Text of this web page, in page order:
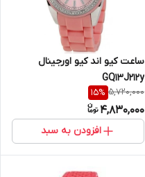
ساعت کیو اند کیو اورجینال
GQ13J212y
5,720,000
15%
4,830,000
افزودن به سبد